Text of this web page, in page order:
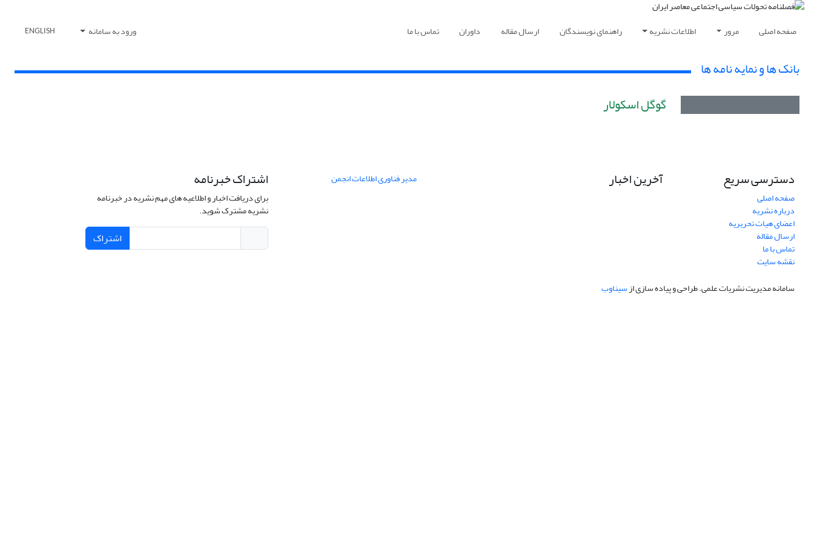
صفحه اصلی مرور اطلاعات نشریه راهنمای نویسندگان ارسال مقاله داوران تماس با ما ورود به سامانه ENGLISH
بانک ها و نمایه نامه ها
گوگل اسکولار
دسترسی سریع
صفحه اصلی
درباره نشریه
اعضای هیات تحریریه
ارسال مقاله
تماس با ما
نقشه سایت
آخرین اخبار مدیر فناوری اطلاعات انجمن اشتراک خبرنامه
برای دریافت اخبار و اطلاعیه های مهم نشریه در خبرنامه
نشریه مشترک شوید.
اشتراک
سامانه مدیریت نشریات علمی.طراحی و پیاده سازی ازسیناوب